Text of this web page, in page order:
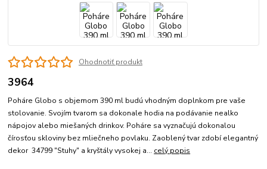
Ohodnotiť produkt
3964
Poháre Globo s objemom 390 ml budú vhodným doplnkom pre vaše
stolovanie. Svojím tvarom sa dokonale hodia na podávanie nealko
nápojov alebo miešaných drinkov. Poháre sa vyznačujú dokonalou
čírosťou skloviny bez mliečneho povlaku. Zaoblený tvar zdobí elegantný
dekor 34799 "Stuhy" a kryštály vysokej a... celý popis